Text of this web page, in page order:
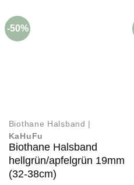
-50%
Biothane Halsband |
KaHuFu
Biothane Halsband
hellgrün/apfelgrün 19mm
(32-38cm)